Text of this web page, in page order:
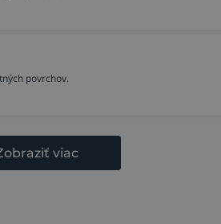
povrchov.
viac